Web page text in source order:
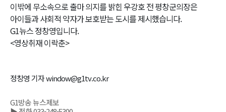
이밖에 무소속으로 출마 의지를 밝힌 우강호 전 평창군의장은
아이들과 사회적 약자가 보호받는 도시를 제시했습니다.
G1뉴스 정창영입니다.
<영상취재 이락춘>
정창영 기자 window@g1tv.co.kr
G1방송 뉴스제보